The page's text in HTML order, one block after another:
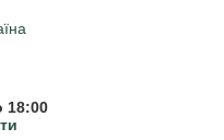
18:00